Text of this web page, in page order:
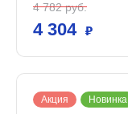
4 782руб.
4 304
Акция Новинка